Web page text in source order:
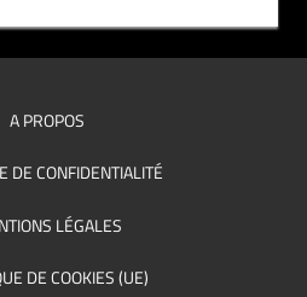
A PROPOS
DE CONFIDENTIALITÉ
LÉGALES
DE COOKIES (UE)